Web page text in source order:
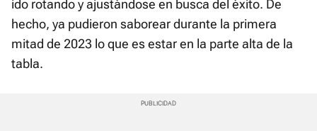
ido rotando y ajustándose en busca del éxito. De
hecho, ya pudieron saborear durante la primera
mitad de 2023 lo que es estar en la parte alta de la
tabla.